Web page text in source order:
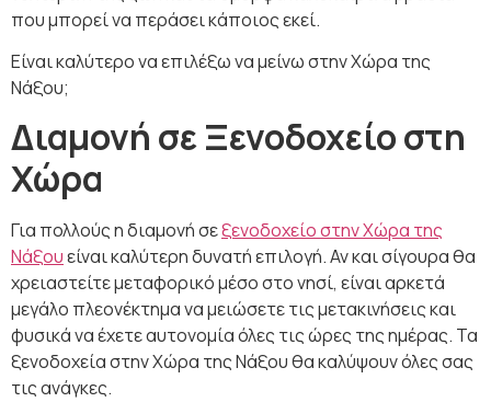
που μπορεί να περάσει κάποιος εκεί.
Είναι καλύτερο να επιλέξω να μείνω στην Χώρα της
Νάξου;
Διαμονή σε Ξενοδοχείο στη
Χώρα
Για πολλούς η διαμονή σεξενοδοχείο στην Χώρα της
Νάξουείναι καλύτερη δυνατή επιλογή. Αν και σίγουρα θα
χρειαστείτε μεταφορικό μέσο στο νησί, είναι αρκετά
μεγάλο πλεονέκτημα να μειώσετε τις μετακινήσεις και
φυσικά να έχετε αυτονομία όλες τις ώρες της ημέρας. Τα
ξενοδοχεία στην Χώρα της Νάξου θα καλύψουν όλες σας
τις ανάγκες.